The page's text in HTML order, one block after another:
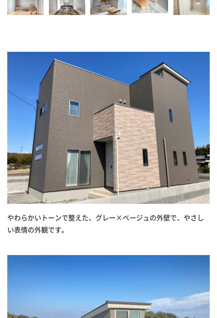
やわらかいトーンで整えた、グレー×ベージュの外壁で、やさし
い表情の外観です。